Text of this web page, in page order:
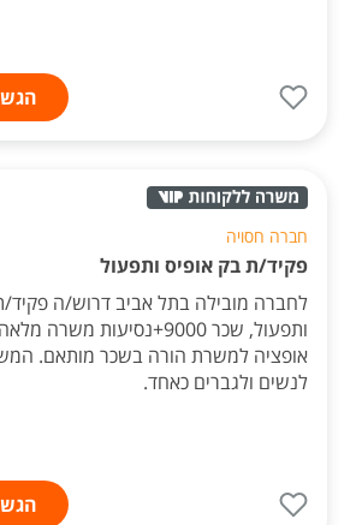
חברה חסויה
פקיד/ת בק אופיס ותפעול
לחברה מובילה בתל אביב דרוש/ה פקיד/
ותפעול, שכר 9000+נסיעות
אופציה למשרת הורה בשכר מותאם.
לנשים ולגברים כאחד.